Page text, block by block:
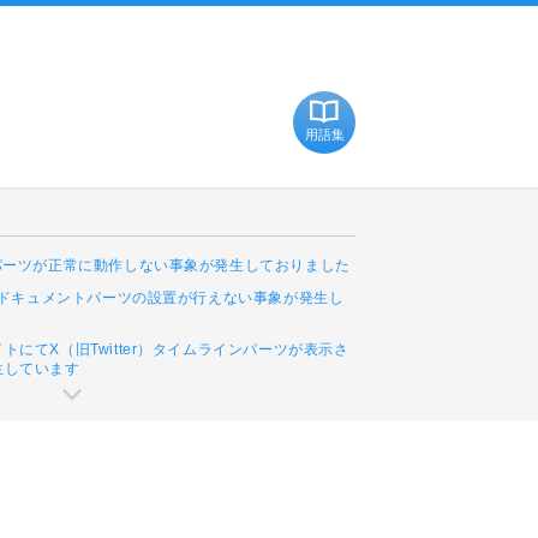
用語集
ツが正常に動作しない事象が発生しておりました
キュメントパーツの設置が行えない事象が発生し
にてX（旧Twitter）タイムラインパーツが表示さ
ています